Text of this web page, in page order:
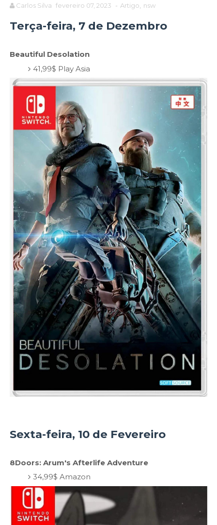
Carlos Silva fevereiro 07, 2023 - Artigo nsw
Terça-feira, 7 de Dezembro
Beautiful Desolation
41,99$ Play Asia
Sexta-feira, 10 de Fevereiro
8Doors: Arum's Afterlife Adventure
34,99$ Amazon